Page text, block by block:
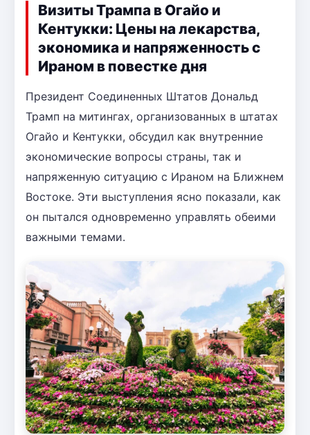
Визиты Трампа в Огайо и
Кентукки: Цены на лекарства,
экономика и напряженность с
Ираном в повестке дня
Президент Соединенных Штатов Дональд
Трамп на митингах, организованных в штатах
Огайо и Кентукки, обсудил как внутренние
экономические вопросы страны, так и
напряженную ситуацию с Ираном на Ближнем
Востоке. Эти выступления ясно показали, как
он пытался одновременно управлять обеими
важными темами.